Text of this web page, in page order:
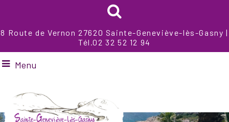
8 Route de Vernon 27620 Sainte-Geneviève-lès-Gasny |
Tél.02 32 52 12 94
Menu